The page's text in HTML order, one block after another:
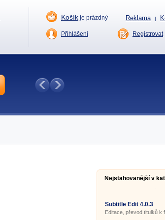
Nejstahovanější v
Subtitle Edit 4.0.3
Editace, převod titulků k
Košík je prázdný Reklama |
Přihlášení Registrovat